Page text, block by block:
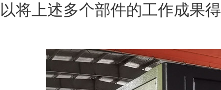
以将上述多个部件的工作成果